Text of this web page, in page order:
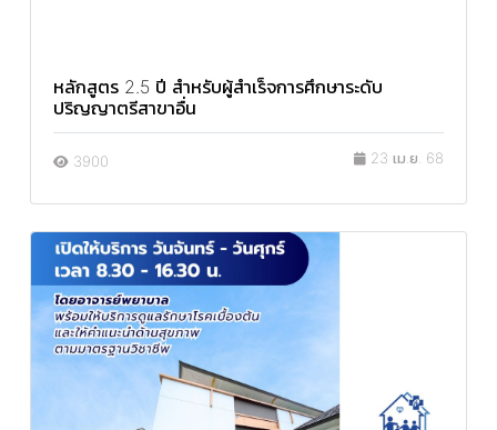
หลักสูตร 2.5 ปี สำหรับผู้สำเร็จการศึกษาระดับ
ปริญญาตรีสาขาอื่น
3900 23 เม.ย. 68